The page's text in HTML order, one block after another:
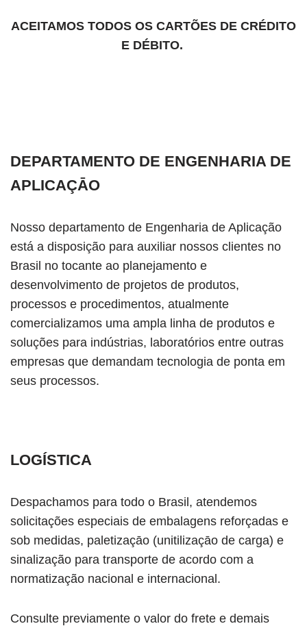
ACEITAMOS TODOS OS CARTÕES DE CRÉDITO
E DÉBITO.
DEPARTAMENTO DE ENGENHARIA DE
APLICAÇĀO
Nosso departamento de Engenharia de Aplicação
está a disposição para auxiliar nossos clientes no
Brasil no tocante ao planejamento e
desenvolvimento de projetos de produtos,
processos e procedimentos, atualmente
comercializamos uma ampla linha de produtos e
soluções para indústrias, laboratórios entre outras
empresas que demandam tecnologia de ponta em
seus processos.
LOGÍSTICA
Despachamos para todo o Brasil, atendemos
solicitações especiais de embalagens reforçadas e
sob medidas, paletizaçāo (unitilizaçāo de carga) e
sinalização para transporte de acordo com a
normatização nacional e internacional.
Consulte previamente o valor do frete e demais